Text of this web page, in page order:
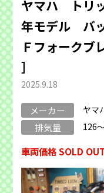
ヤマハ トリ
年モデル バ
Ｆフォークブ
］
2025.9.18
メーカー ヤマ
排気量 126
車両価格 SOLD